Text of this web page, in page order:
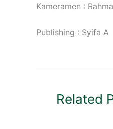
Kameramen :
Publishing : Syifa A
Related